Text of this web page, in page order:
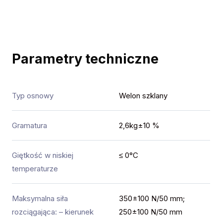
Parametry techniczne
Typ osnowy Welon szklany
Gramatura 2,6kg±10 %
Giętkość w niskiej
temperaturze
≤ 0°C
Maksymalna siła
rozciągająca: – kierunek
350±100 N/50 mm;
250±100 N/50 mm